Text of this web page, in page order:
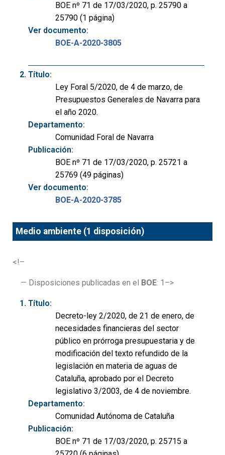
BOE nº 71 de 17/03/2020, p. 25790 a
25790 (1 página)
Ver documento:
BOE-A-2020-3805
Título:
Ley Foral 5/2020, de 4 de marzo, de
Presupuestos Generales de Navarra para
el año 2020.
Departamento:
Comunidad Foral de Navarra
Publicación:
BOE nº 71 de 17/03/2020, p. 25721 a
25769 (49 páginas)
Ver documento:
BOE-A-2020-3785
Medio ambiente (1 disposición)
<!–
— Disposiciones publicadas en el BOE: 1–>
Título:
Decreto-ley 2/2020, de 21 de enero, de
necesidades financieras del sector
público en prórroga presupuestaria y de
modificación del texto refundido de la
legislación en materia de aguas de
Cataluña, aprobado por el Decreto
legislativo 3/2003, de 4 de noviembre.
Departamento:
Comunidad Autónoma de Cataluña
Publicación:
BOE nº 71 de 17/03/2020, p. 25715 a